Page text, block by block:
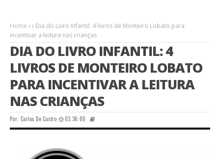
Home
Dia do Livro Infantil: 4 livros de Monteiro Lobato para
incentivar a leitura nas crianças
DIA DO LIVRO INFANTIL: 4
LIVROS DE MONTEIRO LOBATO
PARA INCENTIVAR A LEITURA
NAS CRIANÇAS
Por: Carlos De Castro 02:36:00